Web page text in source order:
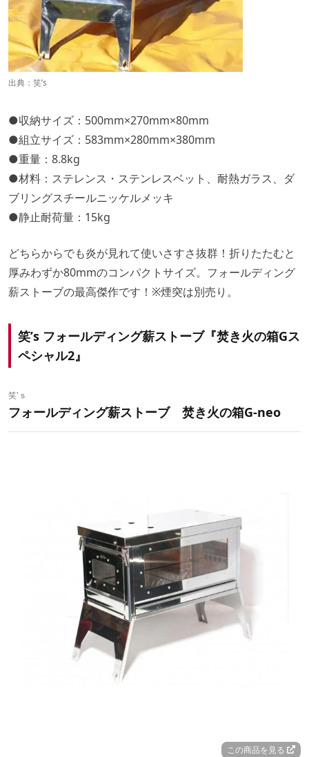
出典：笑’s
●収納サイズ：500mm×270mm×80mm
●組立サイズ：583mm×280mm×380mm
●重量：8.8kg
●材料：ステレンス・ステンレスベット、耐熱ガラス、ダ
ブリングスチールニッケルメッキ
●静止耐荷量：15kg
どちらからでも炎が見れて使いさすさ抜群！折りたたむと
厚みわずか80mmのコンパクトサイズ。フォールディング
薪ストーブの最高傑作です！※煙突は別売り。
笑’s フォールディング薪ストーブ『焚き火の箱Gス
ペシャル2』
笑'ｓ
フォールディング薪ストーブ 焚き火の箱G-neo
この商品を見る